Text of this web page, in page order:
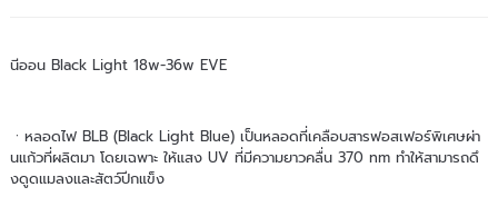
นีออน Black Light 18w-36w EVE
ㆍหลอดไฟ BLB (Black Light Blue) เป็นหลอดที่เคลือบสารฟอสเฟอร์พิเศษผ่า
นแก้วที่ผลิตมา โดยเฉพาะ ให้แสง UV ที่มีความยาวคลื่น 370 nm ทำให้สามารถดึ
งดูดแมลงและสัตว์ปีกแข็ง